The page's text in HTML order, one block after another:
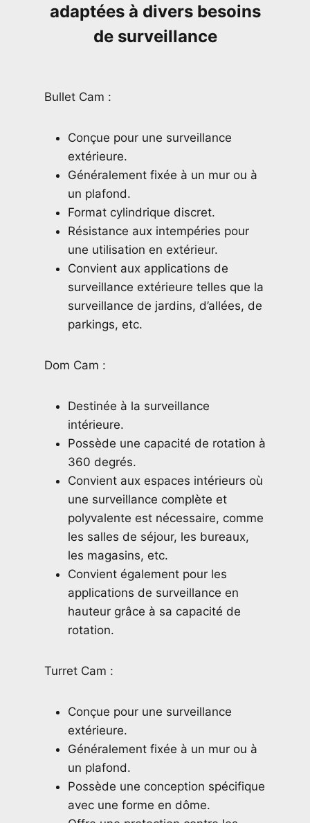
adaptées à divers besoins
de surveillance
Bullet Cam :
Conçue pour une surveillance
extérieure.
Généralement fixée à un mur ou à
un plafond.
Format cylindrique discret.
Résistance aux intempéries pour
une utilisation en extérieur.
Convient aux applications de
surveillance extérieure telles que la
surveillance de jardins, d’allées, de
parkings, etc.
Dom Cam :
Destinée à la surveillance
intérieure.
Possède une capacité de rotation à
360 degrés.
Convient aux espaces intérieurs où
une surveillance complète et
polyvalente est nécessaire, comme
les salles de séjour, les bureaux,
les magasins, etc.
Convient également pour les
applications de surveillance en
hauteur grâce à sa capacité de
rotation.
Turret Cam :
Conçue pour une surveillance
extérieure.
Généralement fixée à un mur ou à
un plafond.
Possède une conception spécifique
avec une forme en dôme.